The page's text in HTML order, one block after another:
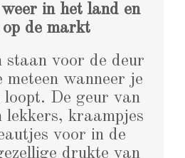
in het land en
de markt
staan voor de deur
meteen wanneer je
De geur van
lekkers, kraampjes
voor in de
drukte van